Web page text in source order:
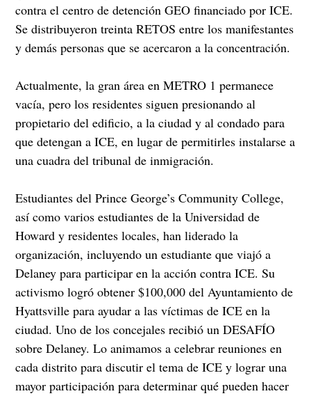
contra el centro de detención GEO financiado por ICE.
Se distribuyeron treinta RETOS entre los manifestantes
y demás personas que se acercaron a la concentración.
Actualmente, la gran área en METRO 1 permanece
vacía, pero los residentes siguen presionando al
propietario del edificio, a la ciudad y al condado para
que detengan a ICE, en lugar de permitirles instalarse a
una cuadra del tribunal de inmigración.
Estudiantes del Prince George’s Community College,
así como varios estudiantes de la Universidad de
Howard y residentes locales, han liderado la
organización, incluyendo un estudiante que viajó a
Delaney para participar en la acción contra ICE. Su
activismo logró obtener $100,000 del Ayuntamiento de
Hyattsville para ayudar a las víctimas de ICE en la
ciudad. Uno de los concejales recibió un DESAFÍO
sobre Delaney. Lo animamos a celebrar reuniones en
cada distrito para discutir el tema de ICE y lograr una
mayor participación para determinar qué pueden hacer